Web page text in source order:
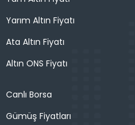
Yarım Altın Fiyatı
Ata Altın Fiyatı
Altın ONS Fiyatı
Canlı Borsa
Gümüş Fiyatları